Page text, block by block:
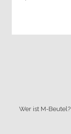
Wer ist M-Beutel?